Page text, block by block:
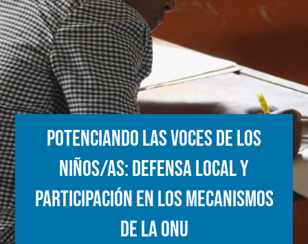
Potenciando las Voces de los
Niños/as: Defensa Local y
Participación en los Mecanismos
de la ONU